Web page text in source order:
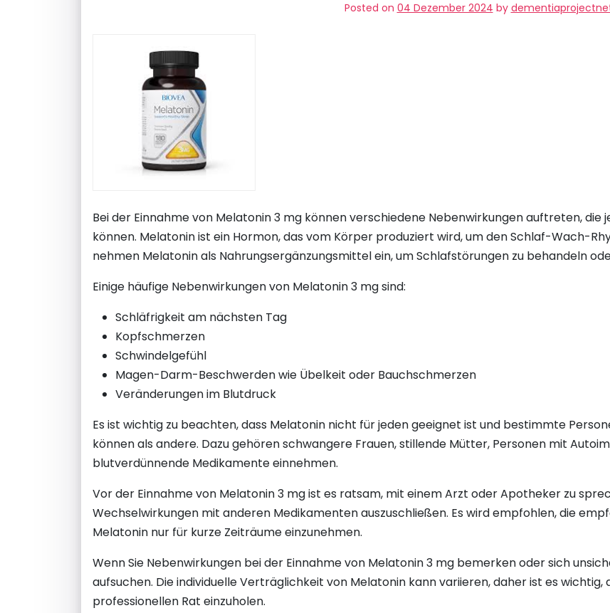
Posted on 04 Dezember 2024 by
Bei der Einnahme von Melatonin 3 mg können verschiedene Nebenwirkungen auftreten, die
können. Melatonin ist ein Hormon, das vom Körper produziert wird, um den Schlaf-Wach-
nehmen Melatonin als Nahrungsergänzungsmittel ein, um Schlafstörungen zu behandeln
Einige häufige Nebenwirkungen von Melatonin 3 mg sind:
Schläfrigkeit am nächsten Tag
Kopfschmerzen
Schwindelgefühl
Magen-Darm-Beschwerden wie Übelkeit oder Bauchschmerzen
Veränderungen im Blutdruck
Es ist wichtig zu beachten, dass Melatonin nicht für jeden geeignet ist und bestimmte
können als andere. Dazu gehören schwangere Frauen, stillende Mütter, Personen mit
blutverdünnende Medikamente einnehmen.
Vor der Einnahme von Melatonin 3 mg ist es ratsam, mit einem Arzt oder Apotheker zu
Wechselwirkungen mit anderen Medikamenten auszuschließen. Es wird empfohlen, die
Melatonin nur für kurze Zeiträume einzunehmen.
Wenn Sie Nebenwirkungen bei der Einnahme von Melatonin 3 mg bemerken oder sich
aufsuchen. Die individuelle Verträglichkeit von Melatonin kann variieren, daher ist es
professionellen Rat einzuholen.